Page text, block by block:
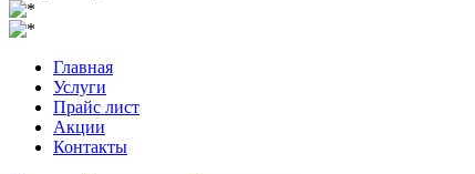
Главная
Услуги
Прайс лист
Акции
Контакты